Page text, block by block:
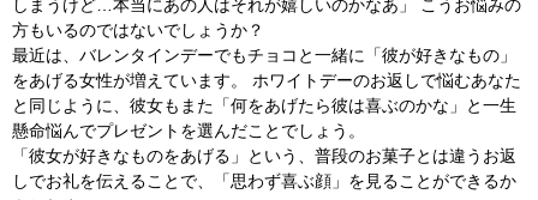
しまうけど…本当にあの人はそれが嬉しいのかなあ」 こうお悩みの
方もいるのではないでしょうか？
最近は、バレンタインデーでもチョコと一緒に「彼が好きなもの」
をあげる女性が増えています。 ホワイトデーのお返しで悩むあなた
と同じように、彼女もまた「何をあげたら彼は喜ぶのかな」と一生
懸命悩んでプレゼントを選んだことでしょう。
「彼女が好きなものをあげる」という、普段のお菓子とは違うお返
しでお礼を伝えることで、「思わず喜ぶ顔」を見ることができるか